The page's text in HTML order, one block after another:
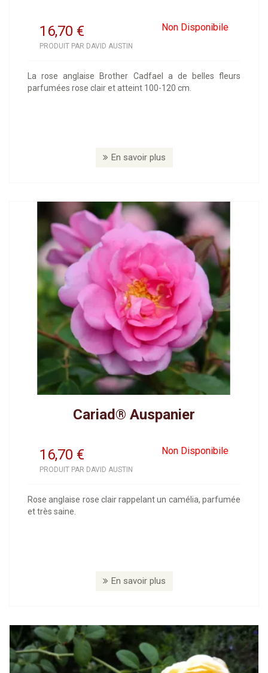
16,70 Non Disponibile
€
PRODUIT PAR DAVID AUSTIN
La rose anglaise Brother Cadfael a de belles fleurs
parfumées rose clair et atteint 100-120 cm.
En savoir plus
Cariad® Auspanier
16,70 Non Disponibile
€
PRODUIT PAR DAVID AUSTIN
Rose anglaise rose clair rappelant un camélia, parfumée
et très saine.
En savoir plus